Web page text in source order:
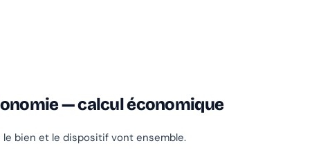
— calcul économique
bien et le dispositif vont ensemble.